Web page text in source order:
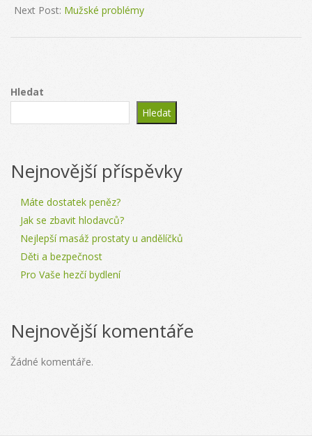
28
Next Post: Mužské problémy
Hledat
Hledat
Nejnovější příspěvky
Máte dostatek peněz?
Jak se zbavit hlodavců?
Nejlepší masáž prostaty u andělíčků
Děti a bezpečnost
Pro Vaše hezčí bydlení
Nejnovější komentáře
Žádné komentáře.